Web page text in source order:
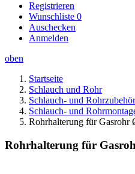
Registrieren
Wunschliste 0
Auschecken
Anmelden
oben
Startseite
Schlauch und Rohr
Schlauch- und Rohrzubehör
Schlauch- und
Rohrhalterung für Gasrohr
Rohrhalterung für